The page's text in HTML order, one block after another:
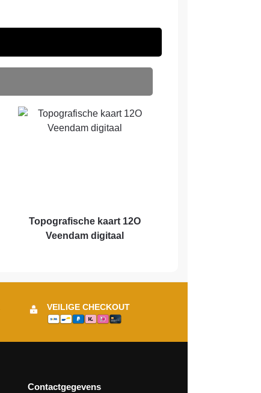
Topografische kaart 12O
Veendam digitaal
VEILIGE CHECKOUT
Contactgegevens